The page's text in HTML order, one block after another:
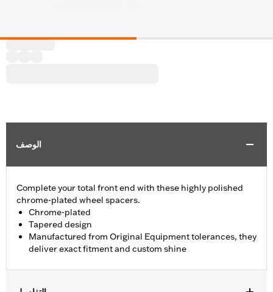
الوصف
Complete your total front end with these highly polished
chrome-plated wheel spacers.
Chrome-plated
Tapered design
Manufactured from Original Equipment tolerances, they
deliver exact fitment and custom shine